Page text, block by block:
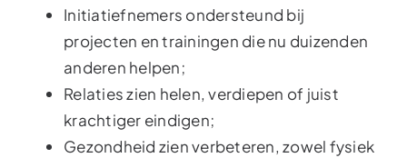
Initiatiefnemers ondersteund bij
projecten en trainingen die nu duizenden
anderen helpen;
Relaties zien helen, verdiepen of juist
krachtiger eindigen;
Gezondheid zien verbeteren, zowel fysiek